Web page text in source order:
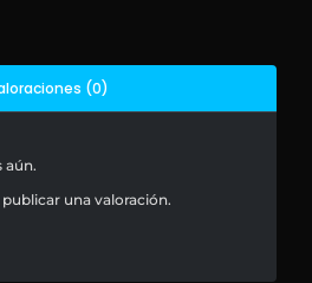
(0)
aún.
publicar una valoración.